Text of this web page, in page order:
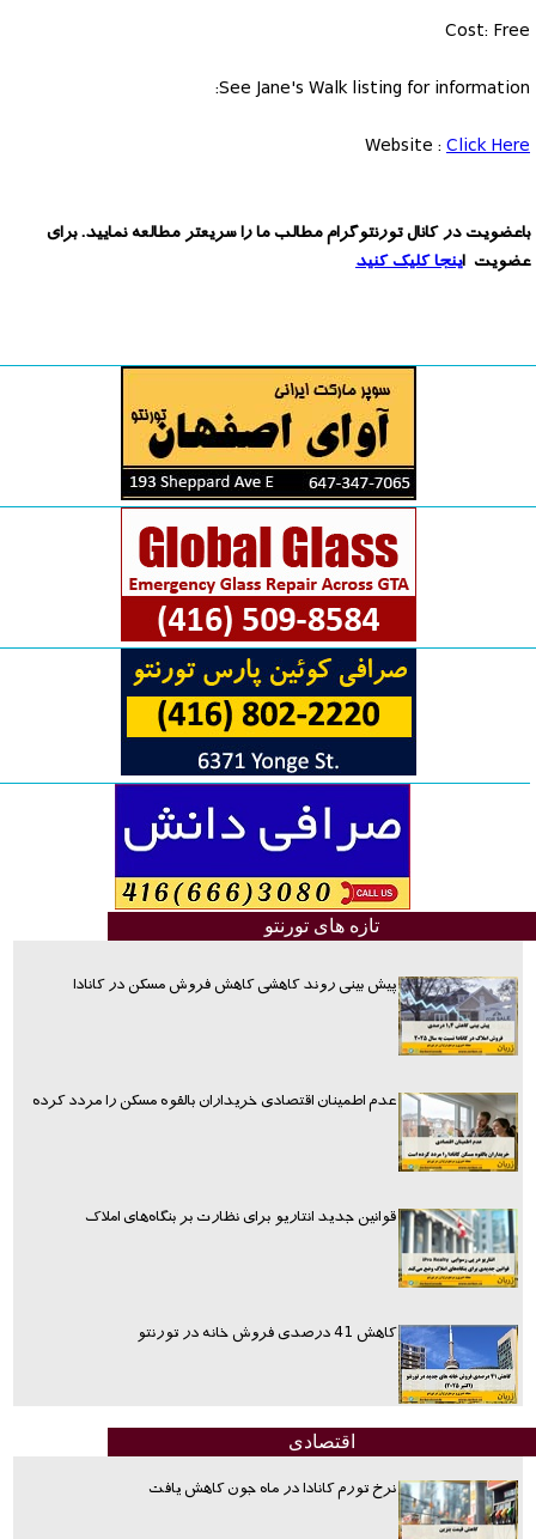
Cost: Free
See Jane's Walk listing for information:
Website :Click Here
باعضویت در کانال تورنتوگرام مطالب ما را سریعتر مطالعه نمایید. برای
عضویت اینجا کلیک کنید
تازه های تورنتو
پیش بینی روند کاهشی کاهش فروش مسکن در کانادا
عدم اطمینان اقتصادی خریداران بالقوه مسکن را مردد کرده
قوانین جدید انتاریو برای نظارت بر بنگاه‌های املاک
کاهش 41 درصدی فروش خانه در تورنتو
اقتصادی
نرخ تورم کانادا در ماه جون کاهش یافت